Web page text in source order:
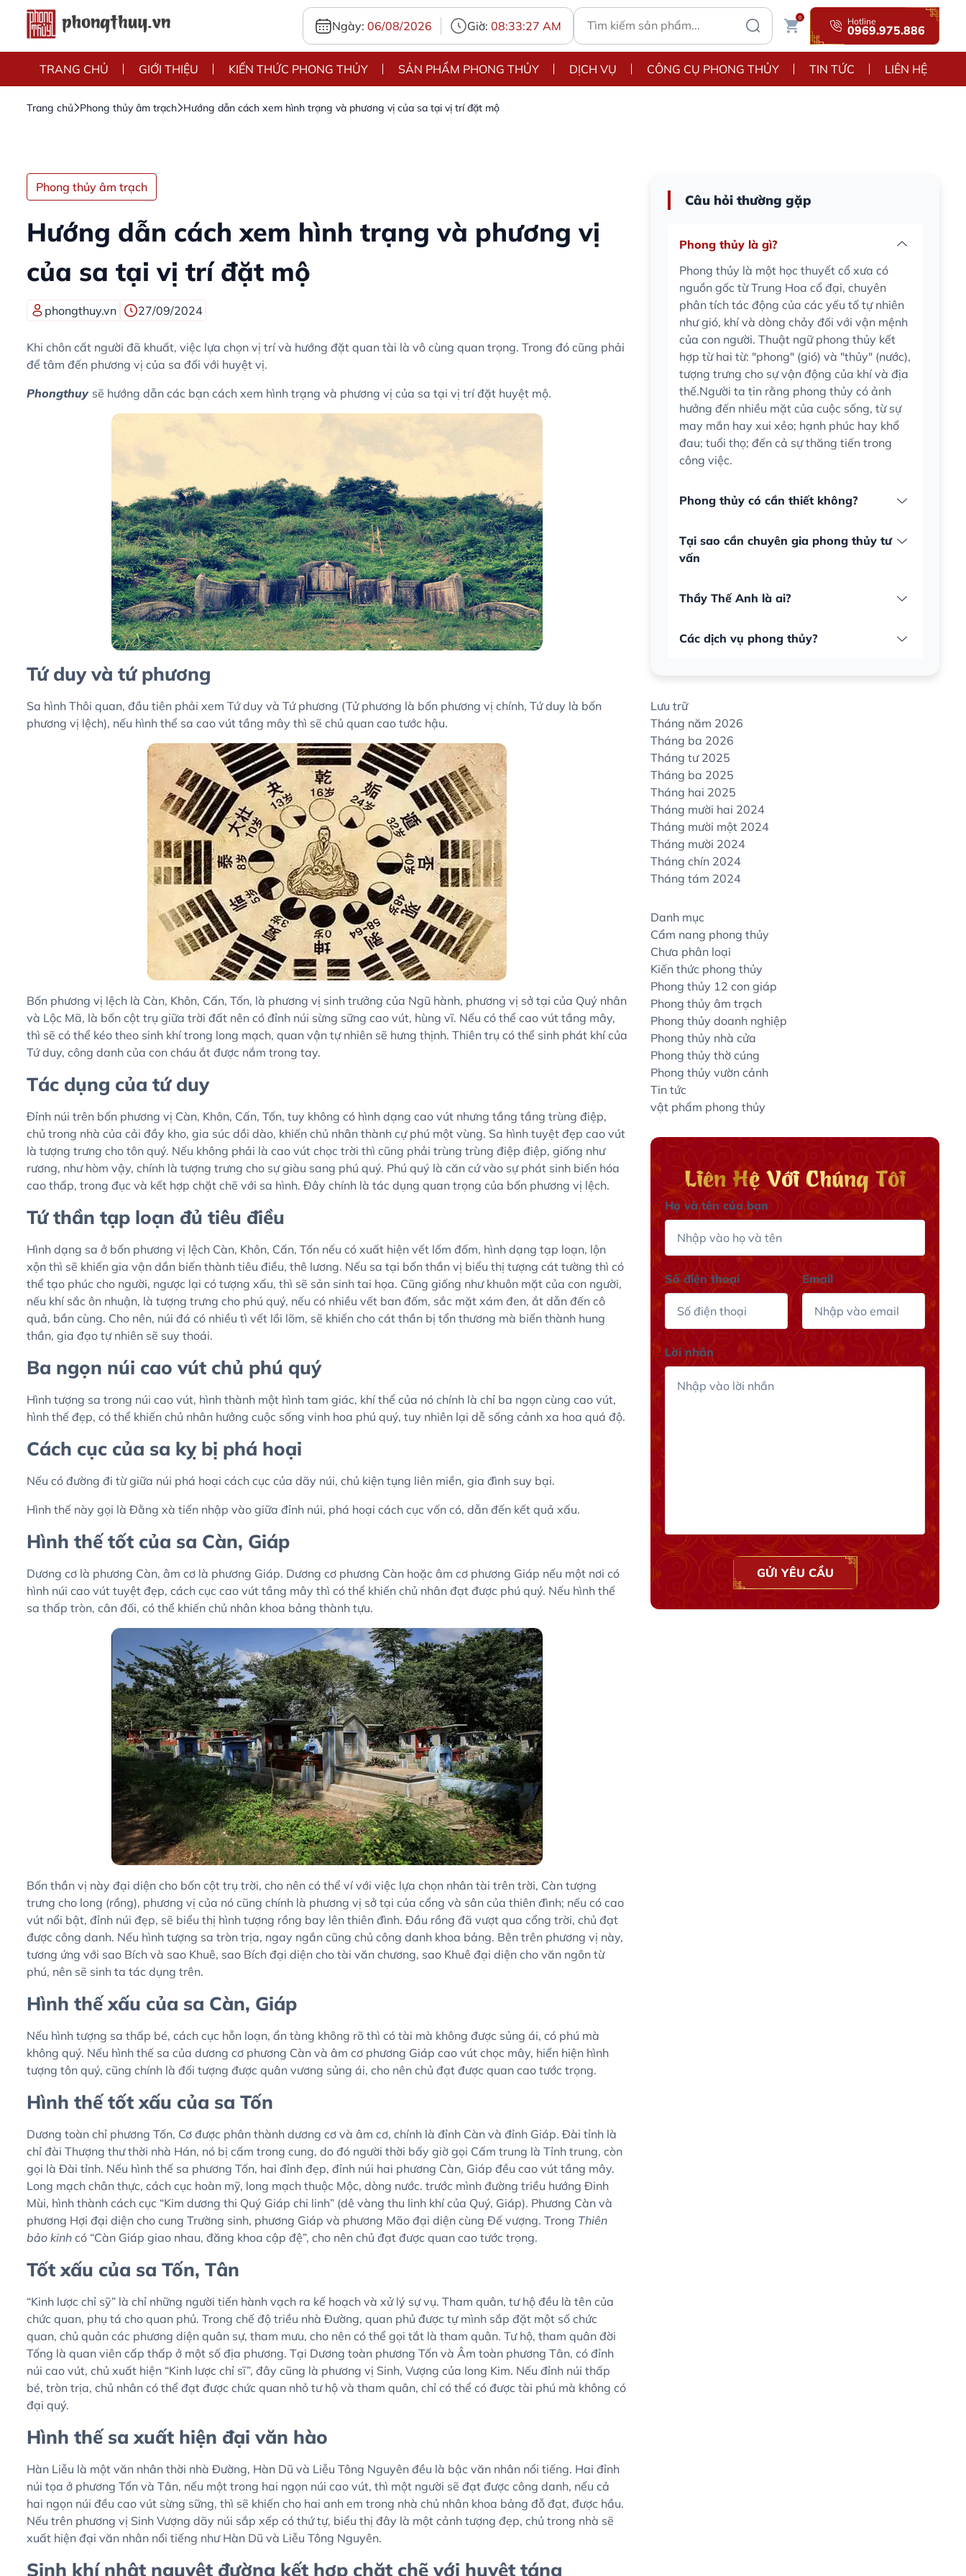
Ngày: 06/08/2026 Giờ: 08:33:29 AM
0 Hotline
0969.975.886
TRANG CHỦ GIỚI THIỆU KIẾN THỨC PHONG THỦY SẢN PHẨM PHONG THỦY DỊCH VỤ CÔNG CỤ PHONG THỦY TIN TỨC LIÊN HỆ
Trang chủ Phong thủy âm trạch Hướng dẫn cách xem hình trạng và phương vị của sa tại vị trí đặt mộ
Phong thủy âm trạch
Hướng dẫn cách xem hình trạng và phương vị
của sa tại vị trí đặt mộ
phongthuy.vn 27/09/2024
Khi chôn cất người đã khuất, việc lựa chọn vị trí và hướng đặt quan tài là vô cùng quan trọng. Trong đó cũng phải
để tâm đến phương vị của sa đối với huyệt vị.
Phongthuy sẽ hướng dẫn các bạn cách xem hình trạng và phương vị của sa tại vị trí đặt huyệt mộ.
Tứ duy và tứ phương
Sa hình Thôi quan, đầu tiên phải xem Tứ duy và Tứ phương (Tử phương là bốn phương vị chính, Tứ duy là bốn
phương vị lệch), nếu hình thể sa cao vút tầng mây thì sẽ chủ quan cao tước hậu.
Bốn phương vị lệch là Càn, Khôn, Cấn, Tốn, là phương vị sinh trưởng của Ngũ hành, phương vị sở tại của Quý nhân
và Lộc Mã, là bốn cột trụ giữa trời đất nên có đỉnh núi sừng sững cao vút, hùng vĩ. Nếu có thể cao vút tầng mây,
thì sẽ có thể kéo theo sinh khí trong long mạch, quan vận tự nhiên sẽ hưng thịnh. Thiên trụ có thể sinh phát khí của
Tứ duy, công danh của con cháu ắt được nắm trong tay.
Tác dụng của tứ duy
Đỉnh núi trên bốn phương vị Càn, Khôn, Cấn, Tốn, tuy không có hình dạng cao vút nhưng tầng tầng trùng điệp,
chủ trong nhà của cải đầy kho, gia súc dồi dào, khiến chủ nhân thành cự phú một vùng. Sa hình tuyệt đẹp cao vút
là tượng trưng cho tôn quý. Nếu không phải là cao vút chọc trời thì cũng phải trùng trùng điệp điệp, giống như
rương, như hòm vậy, chính là tượng trưng cho sự giàu sang phú quý. Phú quý là căn cứ vào sự phát sinh biến hóa
cao thấp, trong đục và kết hợp chặt chẽ với sa hình. Đây chính là tác dụng quan trọng của bốn phương vị lệch.
Tứ thần tạp loạn đủ tiêu điều
Hình dạng sa ở bốn phương vị lệch Càn, Khôn, Cấn, Tốn nếu có xuất hiện vết lốm đốm, hình dạng tạp loạn, lộn
xộn thì sẽ khiến gia vận dần biến thành tiêu điều, thê lương. Nếu sa tại bốn thần vị biểu thị tượng cát tường thì có
thể tạo phúc cho người, ngược lại có tượng xấu, thì sẽ sản sinh tai họa. Cũng giống như khuôn mặt của con người,
nếu khí sắc ôn nhuận, là tượng trưng cho phú quý, nếu có nhiều vết ban đốm, sắc mặt xám đen, ắt dẫn đến cô
quả, bần cùng. Cho nên, núi đá có nhiều tì vết lồi lõm, sẽ khiến cho cát thần bị tổn thương mà biến thành hung
thần, gia đạo tự nhiên sẽ suy thoái.
Ba ngọn núi cao vút chủ phú quý
Hình tượng sa trong núi cao vút, hình thành một hình tam giác, khí thể của nó chính là chỉ ba ngọn cùng cao vút,
hình thế đẹp, có thể khiến chủ nhân hưởng cuộc sống vinh hoa phú quý, tuy nhiên lại dễ sống cảnh xa hoa quá độ.
Cách cục của sa kỵ bị phá hoại
Nếu có đường đi từ giữa núi phá hoại cách cục của dãy núi, chủ kiện tụng liên miền, gia đình suy bại.
Hình thế này gọi là Đằng xà tiến nhập vào giữa đỉnh núi, phá hoại cách cục vốn có, dẫn đến kết quả xấu.
Hình thế tốt của sa Càn, Giáp
Dương cơ là phương Càn, âm cơ là phương Giáp. Dương cơ phương Càn hoặc âm cơ phương Giáp nếu một nơi có
hình núi cao vút tuyệt đẹp, cách cục cao vút tầng mây thì có thể khiến chủ nhân đạt được phú quý. Nếu hình thế
sa thấp tròn, cân đối, có thể khiến chủ nhân khoa bảng thành tựu.
Bốn thần vị này đại diện cho bốn cột trụ trời, cho nên có thể ví với việc lựa chọn nhân tài trên trời, Càn tượng
trưng cho long (rồng), phương vị của nó cũng chính là phương vị sở tại của cổng và sân của thiên đình; nếu có cao
vút nổi bật, đỉnh núi đẹp, sẽ biểu thị hình tượng rồng bay lên thiên đình. Đầu rồng đã vượt qua cổng trời, chủ đạt
được công danh. Nếu hình tượng sa tròn trịa, ngay ngắn cũng chủ công danh khoa bảng. Bên trên phương vị này,
tương ứng với sao Bích và sao Khuê, sao Bích đại diện cho tài văn chương, sao Khuê đại diện cho văn ngôn từ
phú, nên sẽ sinh ta tác dụng trên.
Hình thế xấu của sa Càn, Giáp
Nếu hình tượng sa thấp bé, cách cục hỗn loạn, ẩn tàng không rõ thì có tài mà không được sủng ái, có phú mà
không quý. Nếu hình thế sa của dương cơ phương Càn và âm cơ phương Giáp cao vút chọc mây, hiển hiện hình
tượng tôn quý, cũng chính là đối tượng được quân vương sủng ái, cho nên chủ đạt được quan cao tước trọng.
Hình thế tốt xấu của sa Tốn
Dương toàn chỉ phương Tốn, Cơ được phân thành dương cơ và âm cơ, chính là đỉnh Càn và đỉnh Giáp. Đài tỉnh là
chỉ đài Thượng thư thời nhà Hán, nó bị cấm trong cung, do đó người thời bấy giờ gọi Cấm trung là Tỉnh trung, còn
gọi là Đài tỉnh. Nếu hình thế sa phương Tốn, hai đỉnh đẹp, đỉnh núi hai phương Càn, Giáp đều cao vút tầng mây.
Long mạch chân thực, cách cục hoàn mỹ, long mạch thuộc Mộc, dòng nước. trước mình đường triều hướng Đinh
Mùi, hình thành cách cục “Kim dương thi Quý Giáp chi linh” (dê vàng thu linh khí của Quý, Giáp). Phương Càn và
phương Hợi đại diện cho cung Trường sinh, phương Giáp và phương Mão đại diện cùng Đế vượng. Trong Thiên
bảo kinh có “Càn Giáp giao nhau, đăng khoa cập đệ”, cho nên chủ đạt được quan cao tước trọng.
Tốt xấu của sa Tốn, Tân
“Kinh lược chỉ sỹ” là chỉ những người tiến hành vạch ra kế hoạch và xử lý sự vụ. Tham quân, tư hộ đều là tên của
chức quan, phụ tá cho quan phủ. Trong chế độ triều nhà Đường, quan phủ được tự mình sắp đặt một số chức
quan, chủ quản các phương diện quân sự, tham mưu, cho nên có thể gọi tắt là tham quân. Tư hộ, tham quân đời
Tống là quan viên cấp thấp ở một số địa phương. Tại Dương toàn phương Tốn và Âm toàn phương Tân, có đỉnh
núi cao vút, chủ xuất hiện “Kinh lược chỉ sĩ”, đây cũng là phương vị Sinh, Vượng của long Kim. Nếu đỉnh núi thấp
bé, tròn trịa, chủ nhân có thể đạt được chức quan nhỏ tư hộ và tham quân, chỉ có thể có được tài phú mà không có
đại quý.
Hình thế sa xuất hiện đại văn hào
Hàn Liễu là một văn nhân thời nhà Đường, Hàn Dũ và Liễu Tông Nguyên đều là bậc văn nhân nổi tiếng. Hai đỉnh
núi tọa ở phương Tổn và Tân, nếu một trong hai ngọn núi cao vút, thì một người sẽ đạt được công danh, nếu cả
hai ngọn núi đều cao vút sừng sững, thì sẽ khiến cho hai anh em trong nhà chủ nhân khoa bảng đỗ đạt, được hầu.
Nếu trên phương vị Sinh Vượng dãy núi sắp xếp có thứ tự, biểu thị đây là một cảnh tượng đẹp, chủ trong nhà sẽ
xuất hiện đại văn nhân nổi tiếng như Hàn Dũ và Liễu Tông Nguyên.
Sinh khí nhật nguyệt đường kết hợp chặt chẽ với huyệt táng
Câu hỏi thường gặp
Phong thủy là gì?
Phong thủy là một học thuyết cổ xưa có
nguồn gốc từ Trung Hoa cổ đại, chuyên
phân tích tác động của các yếu tố tự nhiên
như gió, khí và dòng chảy đối với vận mệnh
của con người. Thuật ngữ phong thủy kết
hợp từ hai từ: "phong" (gió) và "thủy" (nước),
tượng trưng cho sự vận động của khí và địa
thế.Người ta tin rằng phong thủy có ảnh
hưởng đến nhiều mặt của cuộc sống, từ sự
may mắn hay xui xẻo; hạnh phúc hay khổ
đau; tuổi thọ; đến cả sự thăng tiến trong
công việc.
Phong thủy có cần thiết không?
Tại sao cần chuyên gia phong thủy tư
vấn
Thầy Thế Anh là ai?
Các dịch vụ phong thủy?
Lưu trữ
Tháng năm 2026
Tháng ba 2026
Tháng tư 2025
Tháng ba 2025
Tháng hai 2025
Tháng mười hai 2024
Tháng mười một 2024
Tháng mười 2024
Tháng chín 2024
Tháng tám 2024
Danh mục
Cẩm nang phong thủy
Chưa phân loại
Kiến thức phong thủy
Phong thủy 12 con giáp
Phong thủy âm trạch
Phong thủy doanh nghiệp
Phong thủy nhà cửa
Phong thủy thờ cúng
Phong thủy vườn cảnh
Tin tức
vật phẩm phong thủy
Liên Hệ Với Chúng Tôi
Họ và tên của bạn
Số điện thoại Email
Lời nhắn
GỬI YÊU CẦU